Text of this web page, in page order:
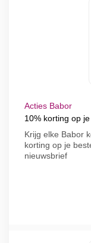
Acties Babor
10% korting op
Krijg elke Babor
korting op je
nieuwsbrief